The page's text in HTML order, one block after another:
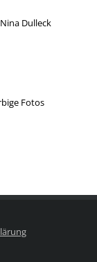
Dulleck
Fotos
Person